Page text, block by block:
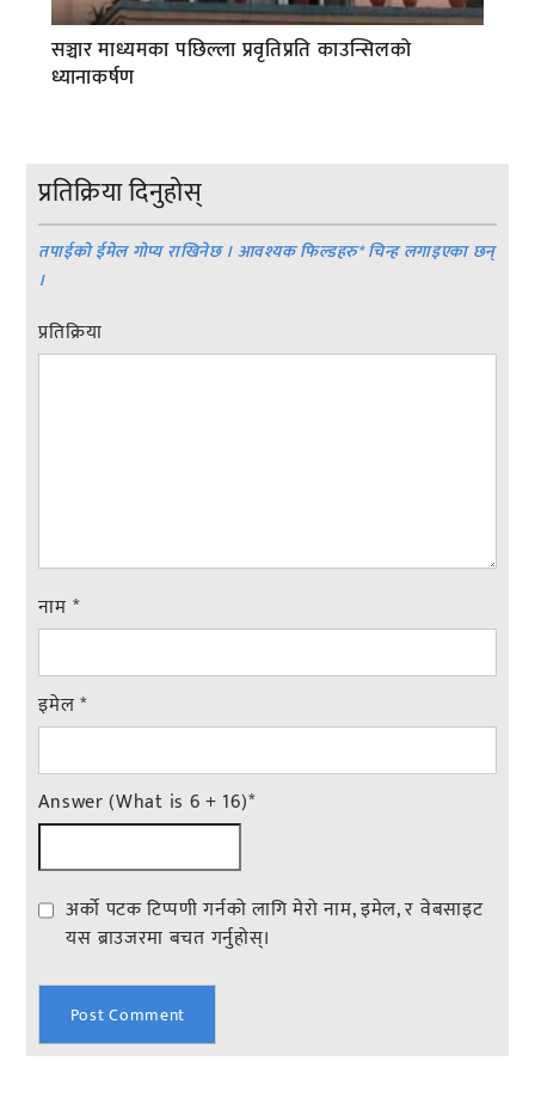
सञ्चार माध्यमका पछिल्ला प्रवृतिप्रति काउन्सिलको
ध्यानाकर्षण
प्रतिक्रिया दिनुहोस्
तपाईको ईमेल गोप्य राखिनेछ । आवश्यक फिल्डहरु*चिन्ह लगाइएका छन्
।
प्रतिक्रिया
नाम *
इमेल*
Answer (What is 6 + 16)*
अर्को पटक टिप्पणी गर्नको लागि मेरो नाम, इमेल, र वेबसाइट
यस ब्राउजरमा बचत गर्नुहोस्।